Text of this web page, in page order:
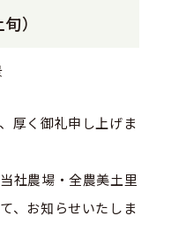
）
厚く御礼申し上げま
社農場・全農美土里
、お知らせいたしま